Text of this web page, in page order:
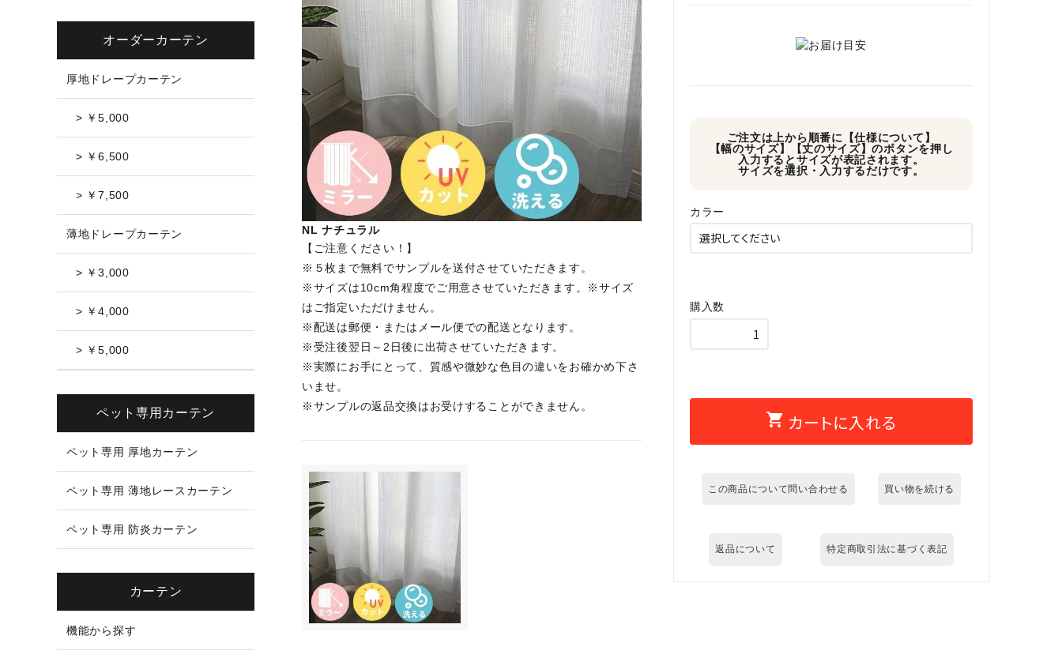
ご注文は上から順番に【仕様について】
【幅のサイズ】【丈のサイズ】のボタンを押し
入力するとサイズが表記されます。
サイズを選択・入力するだけです。
カラー
購入数
shopping_cart カートに入れる
この商品について問い合わせる 買い物を続ける
返品について 特定商取引法に基づく表記
NL ナチュラル
【ご注意ください！】
※５枚まで無料でサンプルを送付させていただきます。
※サイズは10cm角程度でご用意させていただきます。※サイズ
はご指定いただけません。
※配送は郵便・またはメール便での配送となります。
※受注後翌日～2日後に出荷させていただきます。
※実際にお手にとって、質感や微妙な色目の違いをお確かめ下さ
いませ。
※サンプルの返品交換はお受けすることができません。
オーダーカーテン
厚地ドレープカーテン
> ￥5,000
> ￥6,500
> ￥7,500
薄地ドレープカーテン
> ￥3,000
> ￥4,000
> ￥5,000
ペット専用カーテン
ペット専用 厚地カーテン
ペット専用 薄地レースカーテン
ペット専用 防炎カーテン
カーテン
機能から探す